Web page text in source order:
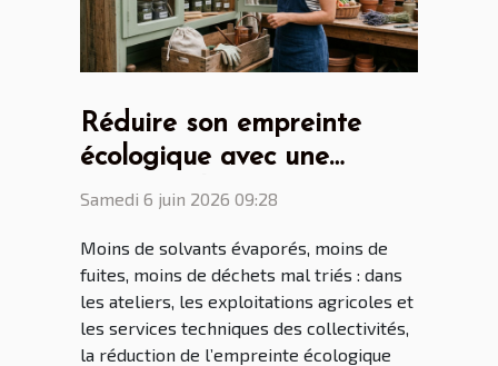
Réduire son empreinte
écologique avec une
armoire phytosanitaire
Samedi 6 juin 2026 09:28
Moins de solvants évaporés, moins de
fuites, moins de déchets mal triés : dans
les ateliers, les exploitations agricoles et
les services techniques des collectivités,
la réduction de l’empreinte écologique